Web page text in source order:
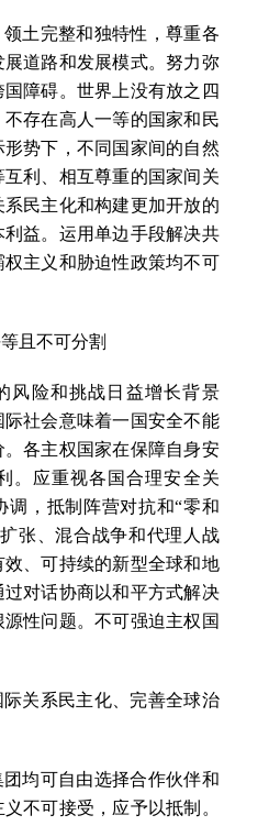
土完整和独特性，尊重各
道路和发展模式。努力弥
障碍。世界上没有放之四
存在高人一等的国家和民
势下，不同国家间的自然
利、相互尊重的国家间关
民主化和构建更加开放的
益。运用单边手段解决共
主义和胁迫性政策均不可
且不可分割
风险和挑战日益增长背景
社会意味着一国安全不能
各主权国家在保障自身安
。应重视各国合理安全关
调，抵制阵营对抗和“零和
张、混合战争和代理人战
、可持续的新型全球和地
对话协商以和平方式解决
性问题。不可强迫主权国
际关系民主化、完善全球治
均可自由选择合作伙伴和
不可接受，应予以抵制。